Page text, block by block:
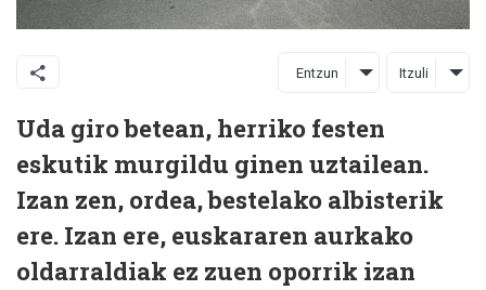
Entzun Itzuli
Uda giro betean, herriko festen
eskutik murgildu ginen uztailean.
Izan zen, ordea, bestelako albisterik
ere. Izan ere, euskararen aurkako
oldarraldiak ez zuen oporrik izan